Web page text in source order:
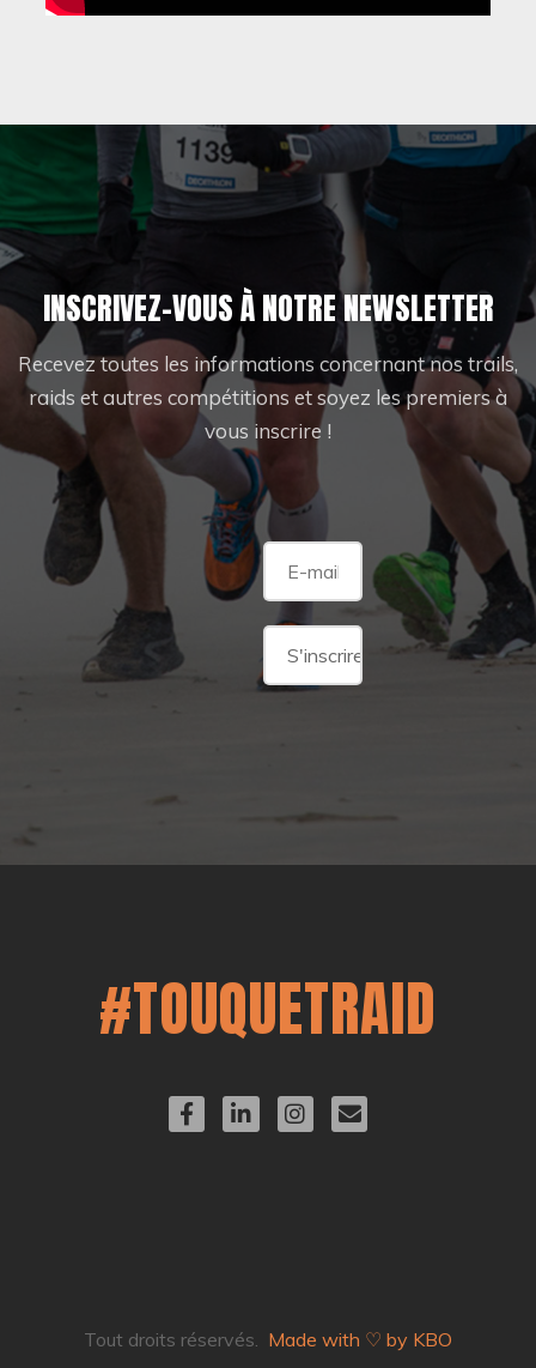
INSCRIVEZ-VOUS À NOTRE NEWSLETTER
Recevez toutes les informations concernant nos trails,
raids et autres compétitions et soyez les premiers à
vous inscrire !
#TOUQUETRAID
Tout droits réservés. Made with ♡ by KBO